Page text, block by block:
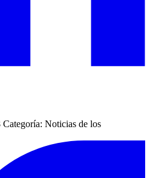
Categoría: Noticias de los